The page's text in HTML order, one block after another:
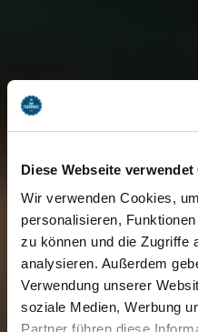
Diese Webseite verwendet
Wir verwenden Cookies,
personalisieren,
zu können und die Zugriffe
analysieren. Außerdem
Verwendung unserer
soziale Medien, Werbung
Partner führen diese